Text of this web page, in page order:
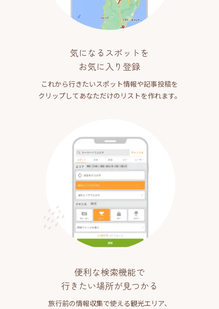
気になるスポットを
お気に入り登録
これから行きたいスポット情報や記事投稿を
クリップしてあなただけのリストを作れます。
便利な検索機能で
行きたい場所が見つかる
旅行前の情報収集で使える観光エリア、